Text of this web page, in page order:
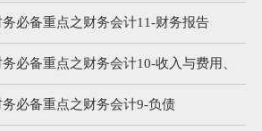
必备重点之财务会计11-财务报告
必备重点之财务会计10-收入与费用、
必备重点之财务会计9-负债